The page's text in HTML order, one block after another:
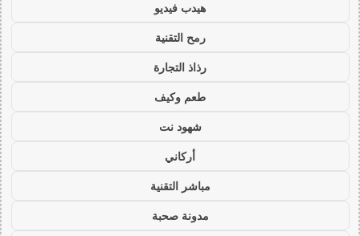
هيدب فيديو
رمح التقنية
رذاذ التجارة
طعم وكيف
شهود نت
أركاني
مباشر التقنية
مدونة صحبة